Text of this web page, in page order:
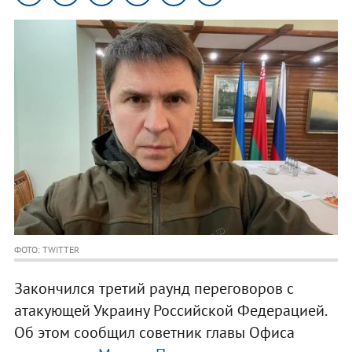
ФОТО: TWITTER
Закончился третий раунд переговоров с
атакующей Украину Российской Федерацией.
Об этом сообщил советник главы Офиса